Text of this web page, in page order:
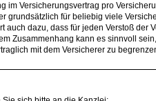
im Versicherungsvertrag pro
grundsätzlich für beliebig viele
auch dazu, dass für jeden Verstoß der
Zusammenhang kann es sinnvoll
mit dem Versicherer zu